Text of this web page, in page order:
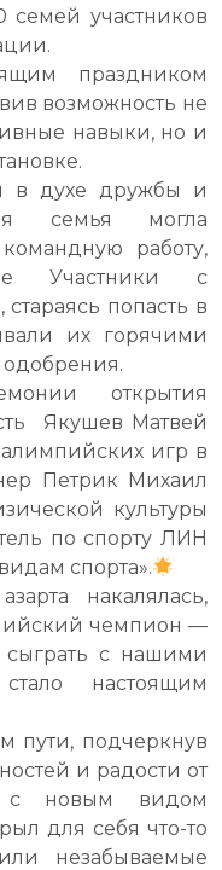
семей участников
праздником
возможность не
навыки, но и
в духе дружбы и
семья могла
работу,
Участники с
попасть в
их горячими
открытия
Якушев Матвей
игр в
Петрик Михаил
культуры
по спорту ЛИН
спорта».
накалялась,
чемпион —
с нашими
настоящим
пути, подчеркнув
и радости от
с новым видом
для себя что-то
незабываемые